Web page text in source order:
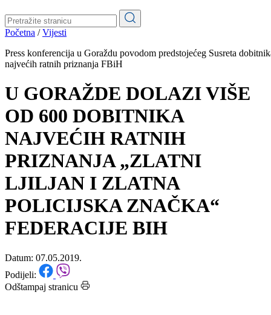
Pale-Prača
Kontakt
Početna/Vijesti
Press konferencija u Goraždu povodom predstojećeg Susreta
najvećih ratnih priznanja FBiH
U GORAŽDE DOLAZI VIŠE
OD 600 DOBITNIKA
NAJVEĆIH RATNIH
PRIZNANJA „ZLATNI
LJILJAN I ZLATNA
POLICIJSKA ZNAČKA“
FEDERACIJE BIH
Datum: 07.05.2019.